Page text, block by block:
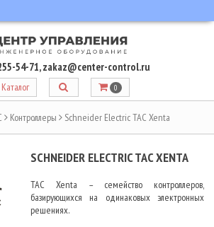
54-71,zakaz@center-control.ru
Каталог 0
Контроллеры Schneider Electric TAC Xenta
SCHNEIDER ELECTRIC TAC XENTA
TAC Xenta – семейство контроллеров,
базирующихся на одинаковых электронных
решениях.